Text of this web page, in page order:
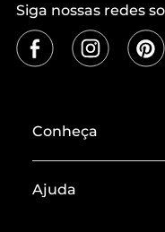
Siga nossas redes
Conheça
Termos de Uso
Ajuda